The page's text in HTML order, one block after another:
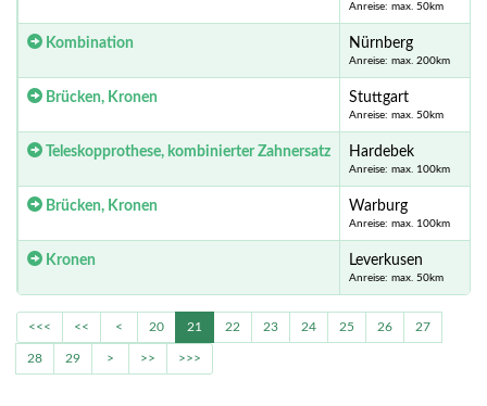
Anreise: max. 50km
Kombination Nürnberg
Anreise: max. 200km
Brücken, Kronen Stuttgart
Anreise: max. 50km
Teleskopprothese, kombinierter Zahnersatz Hardebek
Anreise: max. 100km
Brücken, Kronen Warburg
Anreise: max. 100km
Kronen Leverkusen
Anreise: max. 50km
<<< << < 20 21 22 23 24 25 26 27
28 29 > >> >>>